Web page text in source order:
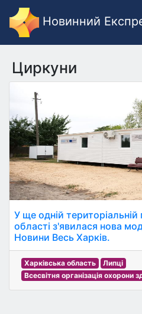
Новинний
Циркуни
У ще одній територіальній
області з'явилася нова
Новини Весь Харків.
Харківська область
Липці
Всесвітня організація охорони